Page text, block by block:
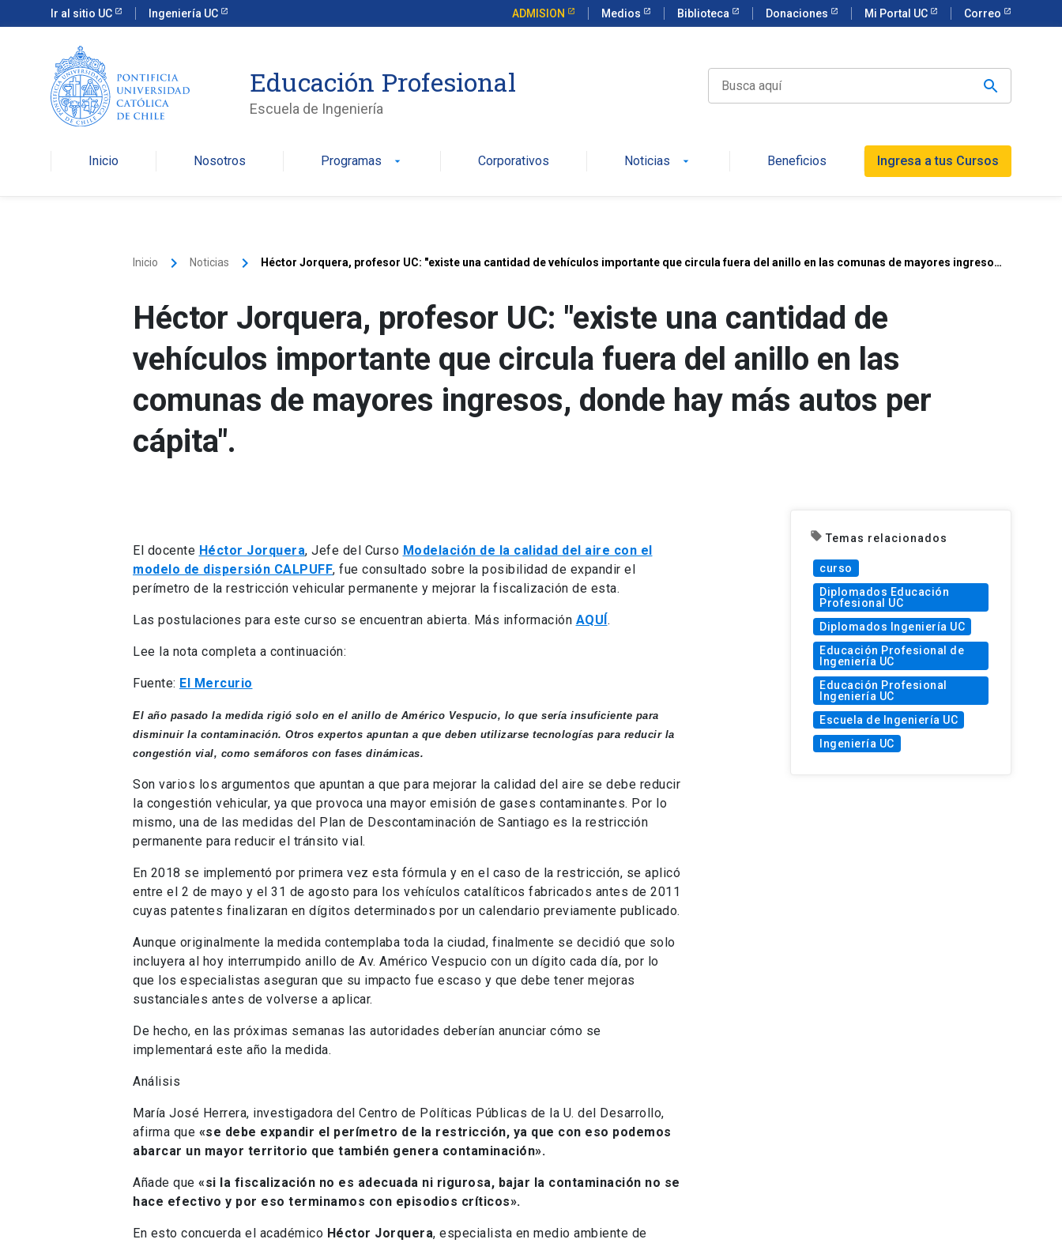
Ir al sitio UC Ingeniería UC ADMISION Medios Biblioteca Donaciones Mi Portal UC Correo
Educación Profesional
Escuela de Ingeniería
Inicio Nosotros Programas arrow_drop_down Corporativos Noticias arrow_drop_down Beneficios Ingresa a tus Cursos
Inicio keyboard_arrow_right Noticias keyboard_arrow_right
Héctor Jorquera, profesor UC: "existe una cantidad de vehículos importante que circula fuera del anillo en las comunas de mayores ingresos,
Héctor Jorquera, profesor UC: "existe una cantidad de
vehículos importante que circula fuera del anillo en las
comunas de mayores ingresos, donde hay más autos per
cápita".
El docente Héctor Jorquera, Jefe del Curso Modelación de la calidad del aire con el
modelo de dispersión CALPUFF, fue consultado sobre la posibilidad de expandir el
perímetro de la restricción vehicular permanente y mejorar la fiscalización de esta.
Las postulaciones para este curso se encuentran abierta. Más información AQUÍ.
Lee la nota completa a continuación:
Fuente: El Mercurio
El año pasado la medida rigió solo en el anillo de Américo Vespucio, lo que sería insuficiente para
disminuir la contaminación. Otros expertos apuntan a que deben utilizarse tecnologías para reducir la
congestión vial, como semáforos con fases dinámicas.
Son varios los argumentos que apuntan a que para mejorar la calidad del aire se debe reducir
la congestión vehicular, ya que provoca una mayor emisión de gases contaminantes. Por lo
mismo, una de las medidas del Plan de Descontaminación de Santiago es la restricción
permanente para reducir el tránsito vial.
En 2018 se implementó por primera vez esta fórmula y en el caso de la restricción, se aplicó
entre el 2 de mayo y el 31 de agosto para los vehículos catalíticos fabricados antes de 2011
cuyas patentes finalizaran en dígitos determinados por un calendario previamente publicado.
Aunque originalmente la medida contemplaba toda la ciudad, finalmente se decidió que solo
incluyera al hoy interrumpido anillo de Av. Américo Vespucio con un dígito cada día, por lo
que los especialistas aseguran que su impacto fue escaso y que debe tener mejoras
sustanciales antes de volverse a aplicar.
De hecho, en las próximas semanas las autoridades deberían anunciar cómo se
implementará este año la medida.
Análisis
María José Herrera, investigadora del Centro de Políticas Públicas de la U. del Desarrollo,
afirma que «se debe expandir el perímetro de la restricción, ya que con eso podemos
abarcar un mayor territorio que también genera contaminación».
Añade que «si la fiscalización no es adecuada ni rigurosa, bajar la contaminación no se
hace efectivo y por eso terminamos con episodios críticos».
En esto concuerda el académico Héctor Jorquera, especialista en medio ambiente de
local_offer Temas relacionados
curso
Diplomados Educación
Profesional UC
Diplomados Ingeniería UC
Educación Profesional de
Ingeniería UC
Educación Profesional
Ingeniería UC
Escuela de Ingeniería UC
Ingeniería UC